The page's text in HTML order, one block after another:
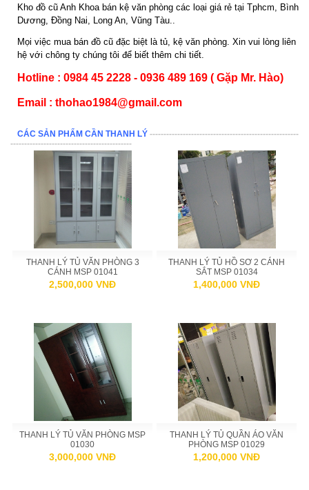
Kho đồ cũ Anh Khoa bán kệ văn phòng các loại giá rẻ tại Tphcm, Bình
Dương, Đồng Nai, Long An, Vũng Tàu..
Mọi việc mua bán đồ cũ đặc biệt là tủ, kệ văn phòng. Xin vui lòng liên
hệ với chông ty chúng tôi để biết thêm chi tiết.
Hotline : 0984 45 2228 - 0936 489 169 ( Gặp Mr. Hào)
Email : thohao1984@gmail.com
CÁC SẢN PHẨM CẦN THANH LÝ ------------------------------------------------------
--------------------------------------------
THANH LÝ TỦ VĂN PHÒNG 3
CÁNH MSP 01041
2,500,000 VNĐ
THANH LÝ TỦ HỒ SƠ 2 CÁNH
SẮT MSP 01034
1,400,000 VNĐ
THANH LÝ TỦ VĂN PHÒNG MSP
01030
3,000,000 VNĐ
THANH LÝ TỦ QUẦN ÁO VĂN
PHÒNG MSP 01029
1,200,000 VNĐ